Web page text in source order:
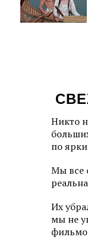
Никто
по
Мы все
Их
мы не